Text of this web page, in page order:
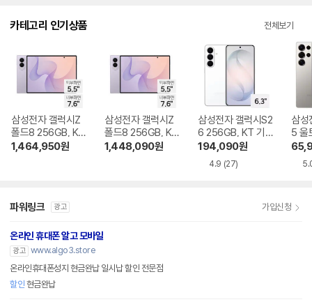
카테고리 인기상품 전체보기
삼성전자 갤럭시Z
폴드8 256GB, KT
기기변경 완납
1,464,950원
삼성전자 갤럭시Z
폴드8 256GB, KT
번호이동 완납
1,448,090원
삼성전자 갤럭시S2
6 256GB, KT 기기
변경 완납
194,090원
4.9 (27)
삼성
5 울
KT
파워링크 광고 가입신청
온라인 휴대폰 알고 모바일
광고 www.algo3.store
온라인휴대폰성지 현금완납 일시납 할인 전문점
할인 현금완납